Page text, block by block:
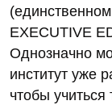
EXECUTIVE
Однозначно
институт уже
чтобы учиться